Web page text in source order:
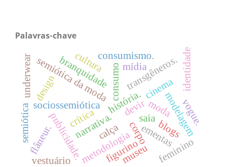
Palavras-chave
ementas
moda
história.
consumo cinema
narrativa. saia
calça
semiótica da moda
sociossemiótica
publicidade. modelagem
metodologia
design
corpo
transgêneros.
branquidade
feminino
vogue.
mídia
blogs
flâneur.
cultura
devir
consumismo. identidade
figurino
vestuário
semiótica crítica
museu
underwear